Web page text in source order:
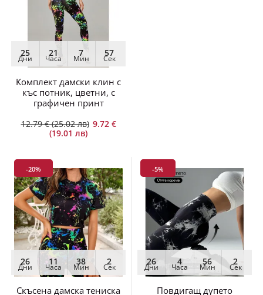
25
Дни
21
Часа
7
Мин
55
Сек
къс потник, цветни, с
графичен принт
(19.01 лв)
-20%
26
Дни
11
Часа
38
Мин
2
Сек
с цветен принт с пръски
-5%
26
Дни
4
Часа
56
Мин Сек
дамски клин с Butt Lifting